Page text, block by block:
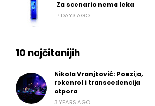
Za scenario nema leka
7 DAYS AGO
10 najčitanijih
Nikola Vranjković: Poezija,
rokenrol i transcedencija
otpora
3 YEARS AGO